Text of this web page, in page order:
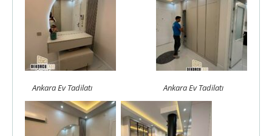
Ankara Ev Tadilatı Ankara Ev Tadilatı